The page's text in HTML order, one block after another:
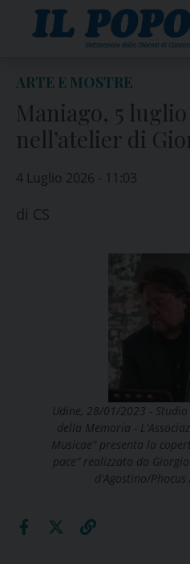
ARTE E MOSTRE
Maniago, 5
nell’atelier di
4 Luglio 2026 - 11:03
di CS
Udine, 28/01/2023 -
della Memoria -
Musicae” presenta la
pace” realizzata da
d'Agostino/